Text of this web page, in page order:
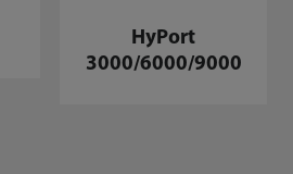
HyPort
3000/6000/9000